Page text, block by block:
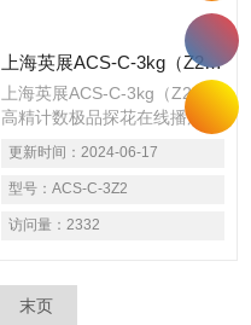
上海英展ACS-C-3kg（Z2）高精计数极品探花在线播放
上海英展ACS-C-3kg（Z2）
高精计数极品探花在线播放
上海探花在线观看实业发展有
限公司为上海英展电子秤授权
代理商，为客户提供各类国产
探花精品，极品探花在线播
放，防爆电子秤，叉车称，称
制造及维修
更新时间： 2024-06-17
型号： ACS-C-3Z2
访问量： 2332
末页